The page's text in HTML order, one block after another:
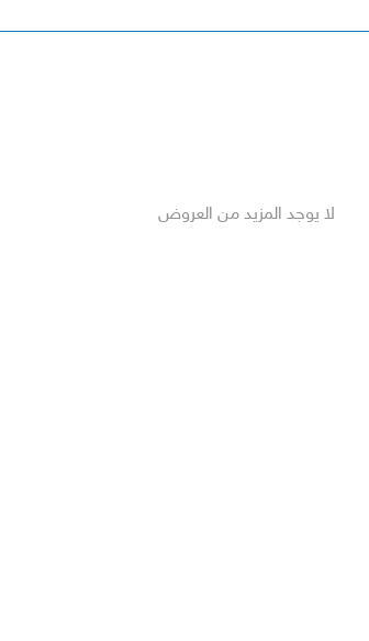
لا يوجد المزيد من العروض